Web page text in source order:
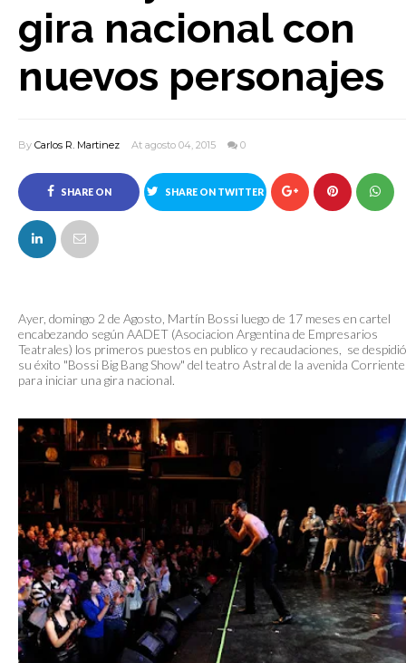
gira nacional con
nuevos personajes
By Carlos R. Martinez At agosto 04, 2015 0
SHARE ON
FACEBOOK
SHARE ON TWITTER
Ayer, domingo 2 de Agosto, Martín Bossi luego de 17 meses en cartel
encabezando según AADET (Asociacion Argentina de Empresarios
Teatrales) los primeros puestos en publico y recaudaciones, se
su éxito "Bossi Big Bang Show" del teatro Astral de la avenida
para iniciar una gira nacional.